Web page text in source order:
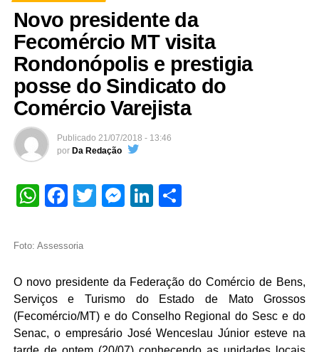
Novo presidente da
Fecomércio MT visita
Rondonópolis e prestigia
posse do Sindicato do
Comércio Varejista
Publicado 21/07/2018 - 13:46
por Da Redação
WhatsApp
Facebook
TwitterMessenger
LinkedIn
Foto: Assessoria
O novo presidente da Federação do Comércio de Bens,
Serviços e Turismo do Estado de Mato Grossos
(Fecomércio/MT) e do Conselho Regional do Sesc e do
Senac, o empresário José Wenceslau Júnior esteve na